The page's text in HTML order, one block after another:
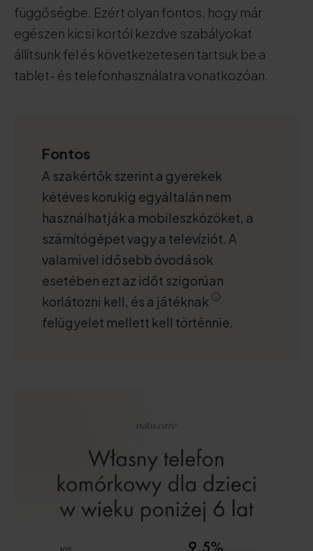
függőségbe. Ezért olyan fontos, hogy már
egészen kicsi kortól kezdve szabályokat
állítsunk fel és következetesen tartsuk be a
tablet- és telefonhasználatra vonatkozóan.
Fontos
A szakértők szerint a gyerekek
kétéves korukig egyáltalán nem
használhatják a mobileszközöket, a
számítógépet vagy a televíziót. A
valamivel idősebb óvodások
esetében ezt az időt szigorúan
korlátozni kell, és a játéknak
felügyelet mellett kell történnie.